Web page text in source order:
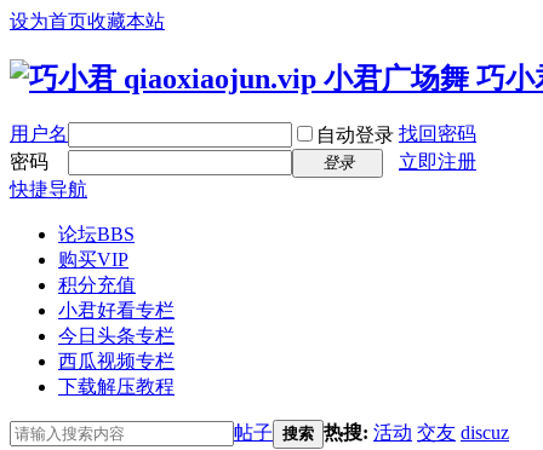
设为首页收藏本站
用户名 自动登录 找回密码
密码
登录
立即注册
快捷导航
论坛BBS
购买VIP
积分充值
小君好看专栏
今日头条专栏
西瓜视频专栏
下载解压教程
帖子 搜索 热搜: 活动 交友 discuz